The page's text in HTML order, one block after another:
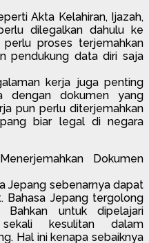
Akta Kelahiran, Ijazah,
dilegalkan dahulu ke
proses terjemahkan
pendukung data diri saja
kerja juga penting
dengan dokumen yang
pun perlu diterjemahkan
biar legal di negara
Dokumen
Jepang sebenarnya dapat
Bahasa Jepang tergolong
untuk dipelajari
kesulitan dalam
Hal ini kenapa sebaiknya